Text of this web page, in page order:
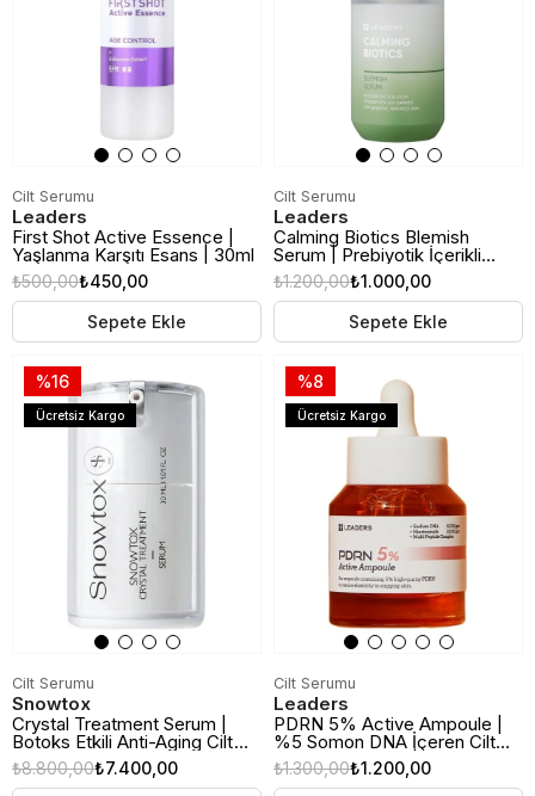
Cilt Serumu
Leaders
First Shot Active Essence |
Yaşlanma Karşıtı Esans | 30ml
₺450,00
₺500,00
Sepete Ekle
Cilt Serumu
Leaders
Calming Biotics Blemish
Serum | Prebiyotik İçerikli
Akne ve Leke Karşıtı
Aydınlatıcı Serum | 30ml
₺1.000,00
₺1.200,00
Sepete Ekle
Cilt Serumu
Snowtox
Crystal Treatment Serum |
Botoks Etkili Anti-Aging Cilt
Serumu ₺7.400,00
₺8.800,00
%16
Ücretsiz Kargo
Cilt Serumu
Leaders
PDRN 5% Active Ampoule |
%5 Somon DNA İçeren Cilt
Yenileyici Serum | 30ml
₺1.200,00
₺1.300,00
%8
Ücretsiz Kargo